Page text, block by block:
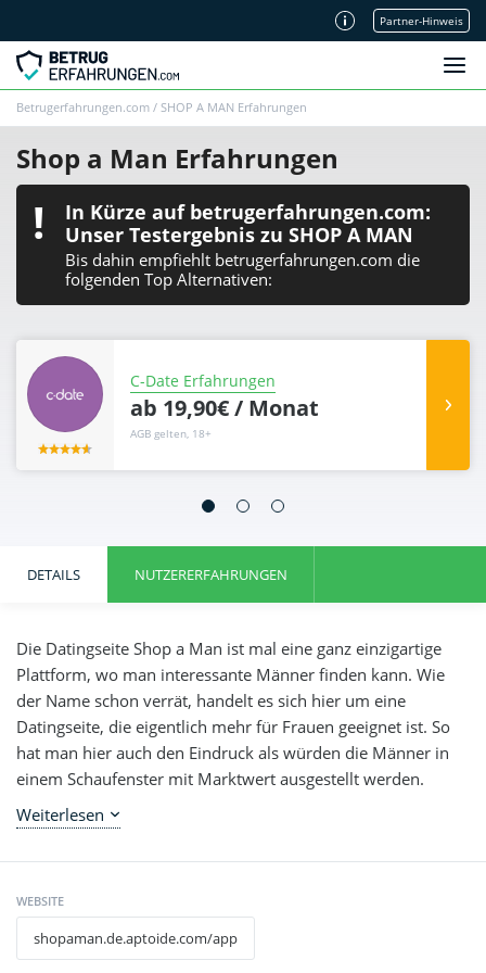
Unsere Redaktion
Partner-Hinweis
Betrugerfahrungen.com / SHOP A MAN Erfahrungen
Shop a Man Erfahrungen
In Kürze auf betrugerfahrungen.com:
Unser Testergebnis zu SHOP A MAN
Bis dahin empfiehlt betrugerfahrungen.com die
folgenden Top Alternativen:
C-Date Erfahrungen
ab 19,90€ / Monat
AGB gelten, 18+
DETAILS NUTZERERFAHRUNGEN
Die Datingseite Shop a Man ist mal eine ganz einzigartige
Plattform, wo man interessante Männer finden kann. Wie
der Name schon verrät, handelt es sich hier um eine
Datingseite, die eigentlich mehr für Frauen geeignet ist. So
hat man hier auch den Eindruck als würden die Männer in
einem Schaufenster mit Marktwert ausgestellt werden.
Gefällt der Frau ein Mann, so kann man diesen einfach in
den Wagen legen und dieser darf dann auch seine
Qualitäten unter Beweis stellen. Die Webseite ist seit 2011
man hier ein sehr außergewöhnliches Konzept vor. Die
Menschen, die bis zu diesem Zeitpunkt die klassischen
Datingseiten genutzt haben, werden hier auf ein
Das Angebot von ShopAMan.de wurde eingestellt. Eine gute
Weiterlesen
WEBSITE
shopaman.de.aptoide.com/app